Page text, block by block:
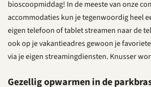
bioscoopmiddag! In de meeste van onze
accommodaties kun je tegenwoordig heel
eigen telefoon of tablet streamen naar de
ook op je vakantieadres gewoon je
via je eigen streamingdiensten. Knusser
Gezellig opwarmen in de